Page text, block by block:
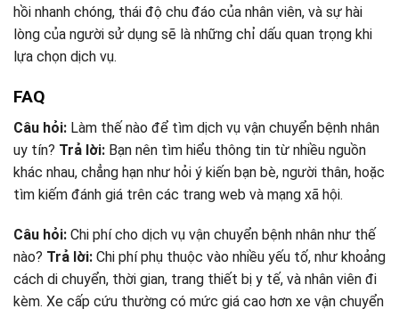
hồi nhanh chóng, thái độ chu đáo của nhân viên, và sự hài
lòng của người sử dụng sẽ là những chỉ dấu quan trọng khi
lựa chọn dịch vụ.
FAQ
Câu hỏi: Làm thế nào để tìm dịch vụ vận chuyển bệnh nhân
uy tín? Trả lời: Bạn nên tìm hiểu thông tin từ nhiều nguồn
khác nhau, chẳng hạn như hỏi ý kiến bạn bè, người thân, hoặc
tìm kiếm đánh giá trên các trang web và mạng xã hội.
Câu hỏi: Chi phí cho dịch vụ vận chuyển bệnh nhân như thế
nào? Trả lời: Chi phí phụ thuộc vào nhiều yếu tố, như khoảng
cách di chuyển, thời gian, trang thiết bị y tế, và nhân viên đi
kèm. Xe cấp cứu thường có mức giá cao hơn xe vận chuyển